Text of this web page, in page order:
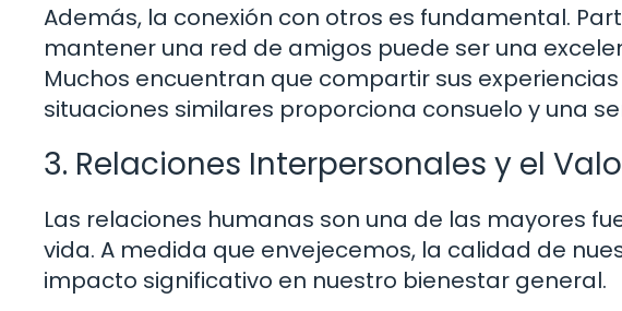
Además, la conexión con otros es fundamental.
mantener una red de amigos puede ser una
Muchos encuentran que compartir sus
situaciones similares proporciona consuelo y una
3. Relaciones Interpersonales y el
Las relaciones humanas son una de las mayores
vida. A medida que envejecemos, la calidad de
impacto significativo en nuestro bienestar general.